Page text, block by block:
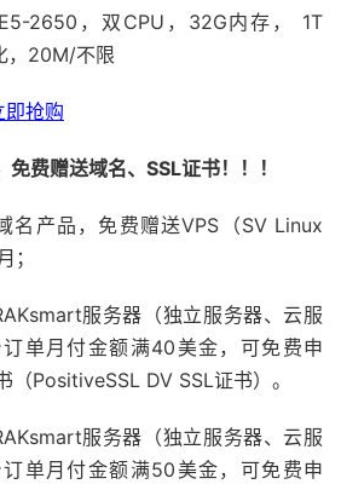
2650，双CPU，32G内存， 1T
，20M/不限
即抢购
费赠送域名、SSL证书！！！
名产品，免费赠送VPS（SV Linux
；
服务器（独立服务器、云服
单月付金额满40美金，可免费申
（PositiveSSL DV SSL证书）。
服务器（独立服务器、云服
单月付金额满50美金，可免费申